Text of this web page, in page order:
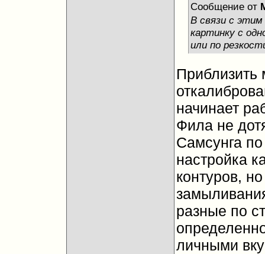
Сообщение от
В связи с
картинку с
или по
Приблизить
начинает
Фила не
Самсунга
настройка
контуров,
разные по
личными